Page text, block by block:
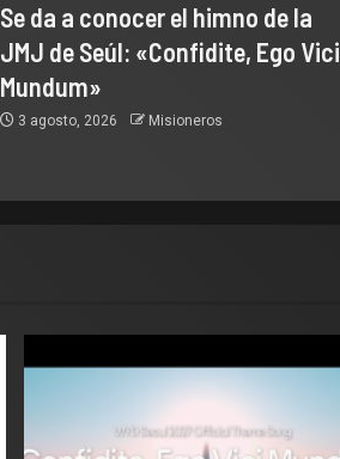
Se da a conocer el himno de la
JMJ de Seúl: «Confidite, Ego Vici
Mundum»
3 agosto, 2026 Misioneros